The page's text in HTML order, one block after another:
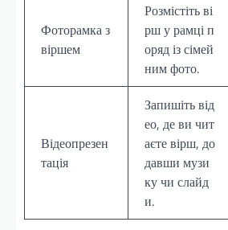
Фоторамка з
віршем
Розмістіть ві
рш у рамці п
оряд із сімей
ним фото.
Відеопрезен
тація
Запишіть від
ео, де ви чит
аєте вірш, до
давши музи
ку чи слайд
и.